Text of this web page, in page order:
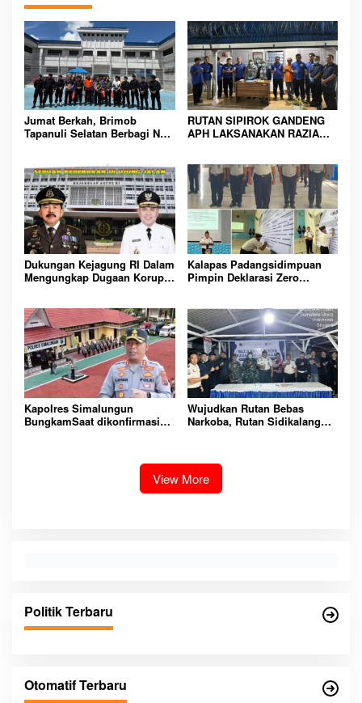
Jumat Berkah, Brimob
Tapanuli Selatan Berbagi Nasi
RUTAN SIPIROK GANDENG
APH LAKSANAKAN RAZIA
LINGKUNGAN
PEMASYARAKATAN YANG
AMAN
Dukungan Kejagung RI Dalam
Mengungkap Dugaan Korupsi
Dan Tangkap!
Kalapas Padangsidimpuan
Pimpin Deklarasi Zero
Padangsidimpuan
Kapolres Simalungun
BungkamSaat dikonfirmasi
Wujudkan Rutan Bebas
Narkoba, Rutan Sidikalang
View More
Politik Terbaru
Otomatif Terbaru